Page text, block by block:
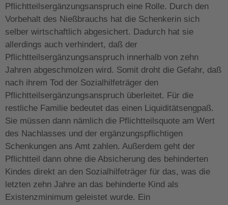
Pflichtteilsergänzungsanspruch eine Rolle. Durch den
Vorbehalt des Nießbrauchs hat die Schenkerin sich
selber wirtschaftlich abgesichert. Dadurch hat sie
allerdings auch verhindert, daß der
Pflichtteilsergänzungsanspruch innerhalb von zehn
Jahren abgeschmolzen wird. Somit droht die Gefahr, daß
nach ihrem Tod der Sozialhilfeträger den
Pflichtteilsergänzungsanspruch überleitet. Für die
restliche Familie bedeutet das einen Liquiditätsengpaß.
Sie müssen dann nämlich die Pflichtteilsquote am Wert
des Nachlasses und der ergänzungspflichtigen
Schenkungen ans Amt zahlen. Außerdem geht der
Pflichtteil dann ohne die Absicherung des behinderten
Kindes direkt an den Sozialhilfeträger für das, was die
letzten zehn Jahre an das behinderte Kind als
Existenzminimum geleistet wurde. Ein